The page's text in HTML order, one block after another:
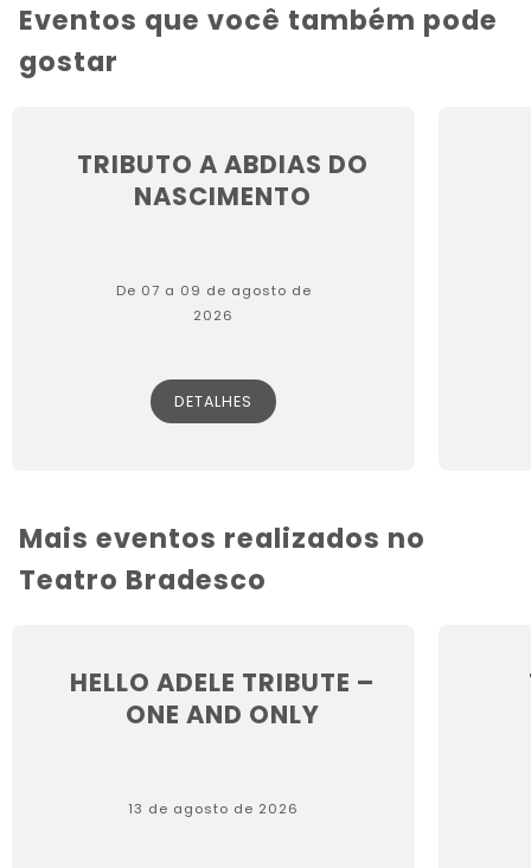
Eventos que você também pode
gostar
TRIBUTO A ABDIAS DO
NASCIMENTO
De 07 a 09 de agosto de
2026
DETALHES
Mais eventos realizados no
Teatro Bradesco
HELLO ADELE TRIBUTE –
ONE AND ONLY
13 de agosto de 2026